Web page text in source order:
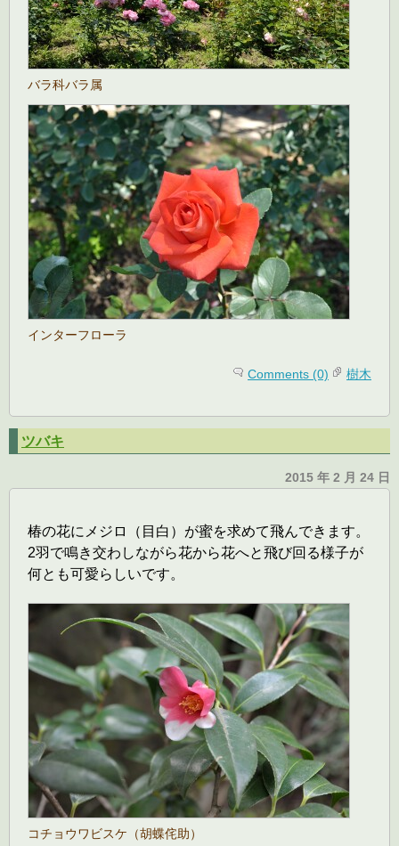
バラ科バラ属
インターフローラ
Comments (0) 樹木
ツバキ
2015 年 2 月 24 日
椿の花にメジロ（目白）が蜜を求めて飛んできます。
2羽で鳴き交わしながら花から花へと飛び回る様子が
何とも可愛らしいです。
コチョウワビスケ（胡蝶侘助）